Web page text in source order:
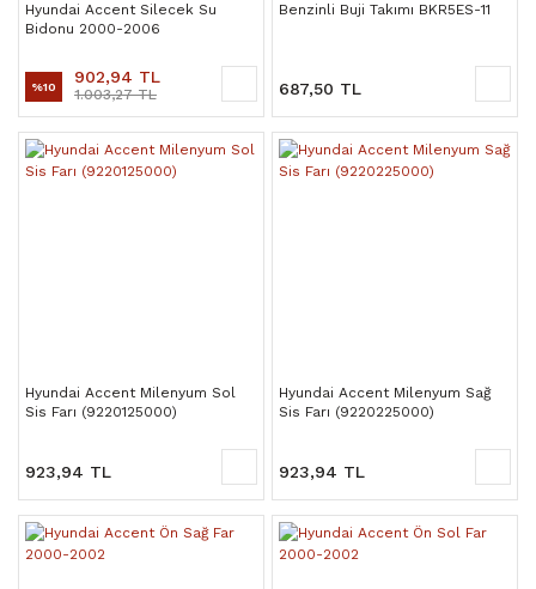
Hyundai Accent Silecek Su
Bidonu 2000-2006
%10 902,94 TL
1.003,27 TL
Benzinli Buji Takımı BKR5ES-11
687,50 TL
Hyundai Accent Milenyum Sol
Sis Farı (9220125000)
923,94 TL
Hyundai Accent Milenyum Sağ
Sis Farı (9220225000)
923,94 TL